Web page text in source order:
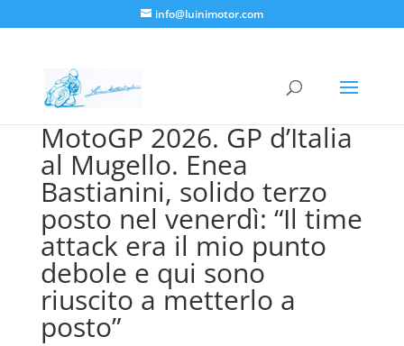
info@luinimotor.com
MotoGP 2026. GP d’Italia
al Mugello. Enea
Bastianini, solido terzo
posto nel venerdì: “Il time
attack era il mio punto
debole e qui sono
riuscito a metterlo a
posto”